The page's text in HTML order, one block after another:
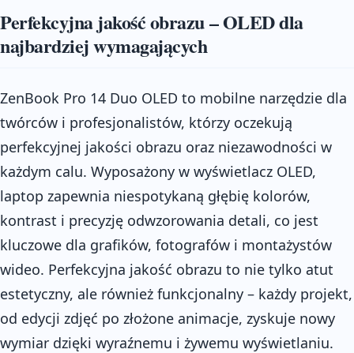
Perfekcyjna jakość obrazu – OLED dla
najbardziej wymagających
ZenBook Pro 14 Duo OLED to mobilne narzędzie dla
twórców i profesjonalistów, którzy oczekują
perfekcyjnej jakości obrazu oraz niezawodności w
każdym calu. Wyposażony w wyświetlacz OLED,
laptop zapewnia niespotykaną głębię kolorów,
kontrast i precyzję odwzorowania detali, co jest
kluczowe dla grafików, fotografów i montażystów
wideo. Perfekcyjna jakość obrazu to nie tylko atut
estetyczny, ale również funkcjonalny – każdy projekt,
od edycji zdjęć po złożone animacje, zyskuje nowy
wymiar dzięki wyraźnemu i żywemu wyświetlaniu.